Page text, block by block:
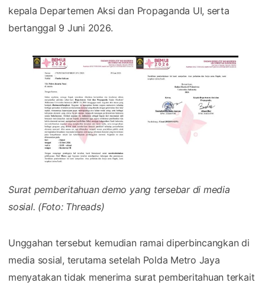
kepala Departemen Aksi dan Propaganda UI, serta
bertanggal 9 Juni 2026.
Surat pemberitahuan demo yang tersebar di media
sosial. (Foto: Threads)
Unggahan tersebut kemudian ramai diperbincangkan di
media sosial, terutama setelah Polda Metro Jaya
menyatakan tidak menerima surat pemberitahuan terkait